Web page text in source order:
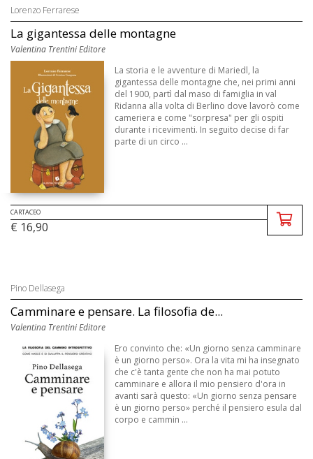
Lorenzo Ferrarese
La gigantessa delle montagne
Valentina Trentini Editore
La storia e le avventure di Mariedl, la
gigantessa delle montagne che, nei primi anni
del 1900, partì dal maso di famiglia in val
Ridanna alla volta di Berlino dove lavorò come
cameriera e come "sorpresa" per gli ospiti
durante i ricevimenti. In seguito decise di far
parte di un circo ...
CARTACEO
€ 16,90
Pino Dellasega
Camminare e pensare. La filosofia de...
Valentina Trentini Editore
Ero convinto che: «Un giorno senza camminare
è un giorno perso». Ora la vita mi ha insegnato
che c'è tanta gente che non ha mai potuto
camminare e allora il mio pensiero d'ora in
avanti sarà questo: «Un giorno senza pensare
è un giorno perso» perché il pensiero esula dal
corpo e cammin ...